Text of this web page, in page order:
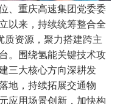
、重庆高速集团党委委
以来，持续统筹整合全
质资源，聚力搭建跨主
。围绕氢能关键技术攻
三大核心方向深耕发
地，持续拓展交通物
应用场景创新，加快构